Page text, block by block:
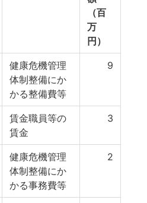
（百
万
円）
健康危機管理
体制整備にか
かる整備費等
9
賃金職員等の
賃金
3
健康危機管理
体制整備にか
かる事務費等
2